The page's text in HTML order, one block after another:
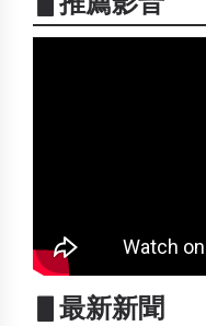
▋最新新聞